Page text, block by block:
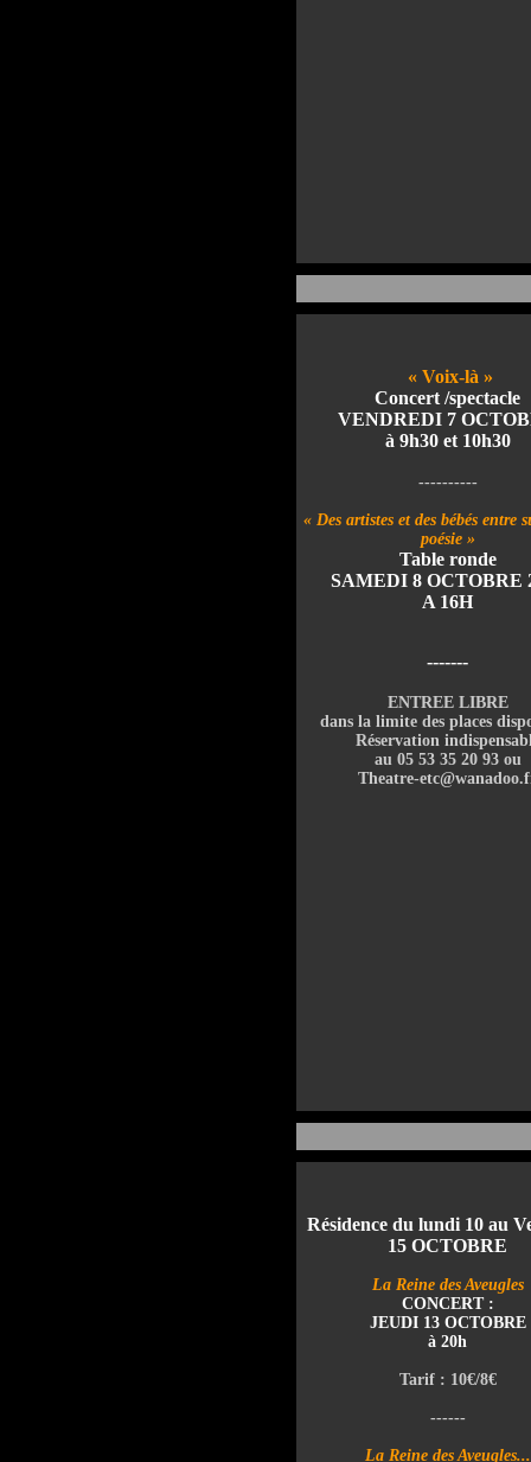
« Voix-là »
Concert /spectacle
VENDREDI 7
à 9h30 et 10h30
----------
« Des artistes et des bébés entre
poésie »
Table ronde
SAMEDI 8 OCTOBRE
A 16H
-------
ENTREE LIBRE
dans la limite des places
Réservation
au 05 53 35 20 93 ou
Theatre-
Résidence du lundi 10 au
15 OCTOBRE
La Reine des Aveugles
CONCERT :
JEUDI 13 OCTOBRE
à 20h
Tarif : 10€/8€
------
La Reine des Aveugles...